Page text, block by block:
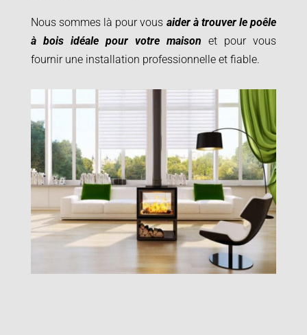
Nous sommes là pour vous aider à trouver le poêle
à bois idéale pour votre maison et pour vous
fournir une installation professionnelle et fiable.